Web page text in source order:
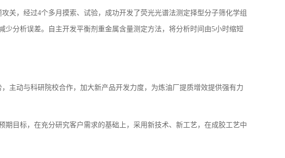
关，经过4个多月摸索、试验，成功开发了荧光光谱法测定择型分子筛化学组
分析误差。自主开发平衡剂重金属含量测定方法，将分析时间由5小时缩短
主动与科研院校合作，加大新产品开发力度，为炼油厂提质增效提供强有力
目标，在充分研究客户需求的基础上，采用新技术、新工艺，在成胶工艺中